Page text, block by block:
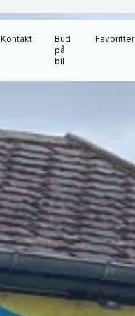
Kontakt
Bud
på
bil
Favoritter